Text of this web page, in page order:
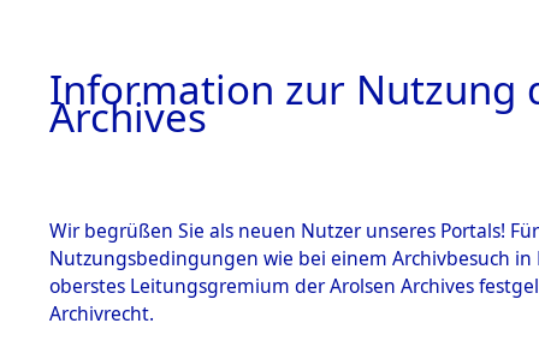
Information zur Nutzung
Archives
Wir begrüßen Sie als neuen Nutzer unseres Portals!
Nutzungsbedingungen wie bei einem Archivbesuch
oberstes Leitungsgremium der Arolsen Archives
Archivrecht.